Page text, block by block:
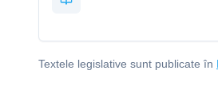
Textele legislative sunt publicate în